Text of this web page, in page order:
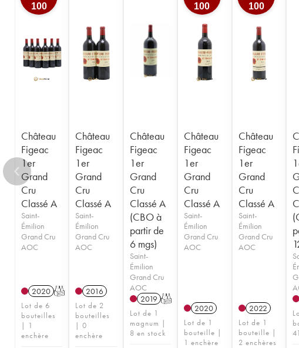
1950
100
Château
Figeac
1er
Grand
Cru
Classé A
Saint-
Émilion
Grand Cru
AOC
2020 T
Lot de 6
bouteilles
| 1
enchère
Château
Figeac
1er
Grand
Cru
Classé A
Saint-
Émilion
Grand Cru
AOC
2016
Lot de 2
bouteilles
| 0
enchère
Château
Figeac
1er
Grand
Cru
Classé A
(CBO à
partir de
6 mgs)
Saint-
Émilion
Grand Cru
AOC
2019 T
Lot de 1
magnum |
8 en stock
100
Château
Figeac
1er
Grand
Cru
Classé A
Saint-
Émilion
Grand Cru
AOC
2020
Lot de 1
bouteille |
1 enchère
100
Château
Figeac
1er
Grand
Cru
Classé A
Saint-
Émilion
Grand Cru
AOC
2022
Lot de 1
bouteille |
2 enchères